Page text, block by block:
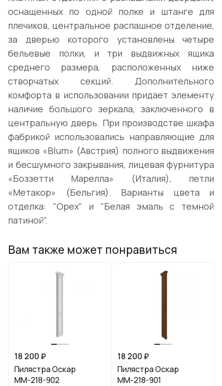
оснащенных по одной полке и штанге для
плечиков, центральное распашное отделение,
за дверью которого установлены четыре
бельевые полки, и три выдвижных ящика
среднего размера, расположенных ниже
створчатых секций. Дополнительного
комфорта в использовании придает элементу
наличие большого зеркала, заключенного в
центральную дверь. При производстве шкафа
фабрикой использовались направляющие для
ящиков «Blum» (Австрия) полного выдвижения
и бесшумного закрывания, лицевая фурнитура
«Боззетти Марелла» (Италия), петли
«Метакор» (Бельгия). Варианты цвета и
отделка: "Орех" и "Белая эмаль с темной
патиной".
Вам также может понравиться
18 200 ₽
Пилястра Оскар
ММ-218-902
18 200 ₽
Пилястра Оскар
ММ-218-901